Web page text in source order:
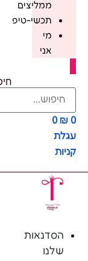
ממליצים
תכשי-טיפ
מי
אני
₪ 0
0
עגלת
קניות
הסדנאות
שלנו